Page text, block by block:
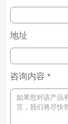
地址
咨询内容 *